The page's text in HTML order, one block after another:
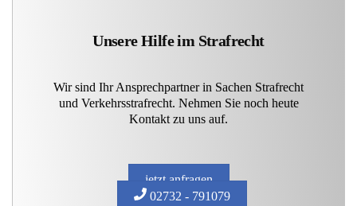
Unsere Hilfe im Strafrecht
Wir sind Ihr Ansprechpartner in Sachen Strafrecht
und Verkehrsstrafrecht. Nehmen Sie noch heute
Kontakt zu uns auf.
jetzt anfragen
02732 - 791079